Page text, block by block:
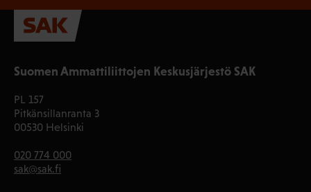
Suomen Ammattiliittojen Keskusjärjestö SAK
PL 157
Pitkänsillanranta 3
00530 Helsinki
020 774 000
sak@sak.fi